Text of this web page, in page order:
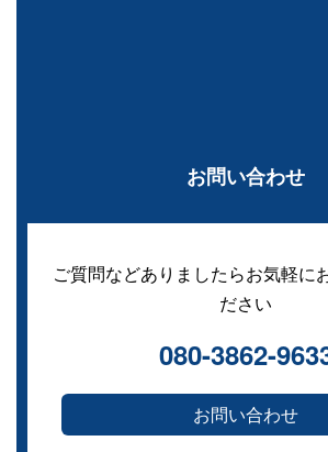
お問い合わせ
ご質問などありましたらお気軽に
ださい
080-3862-
お問い合わせ